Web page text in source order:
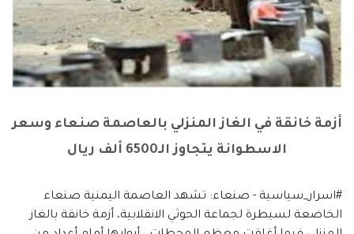
أزمة خانقة في الغاز المنزلي بالعاصمة صنعاء وسعر
الاسطوانة يتجاوز الـ6500 ألف ريال
#اسرار_سياسية - صنعاء: تشهد العاصمة اليمنية صنعاء
الخاضعة لسيطرة لجماعة الحوثي الانقلابية، أزمة خانقة بالغاز